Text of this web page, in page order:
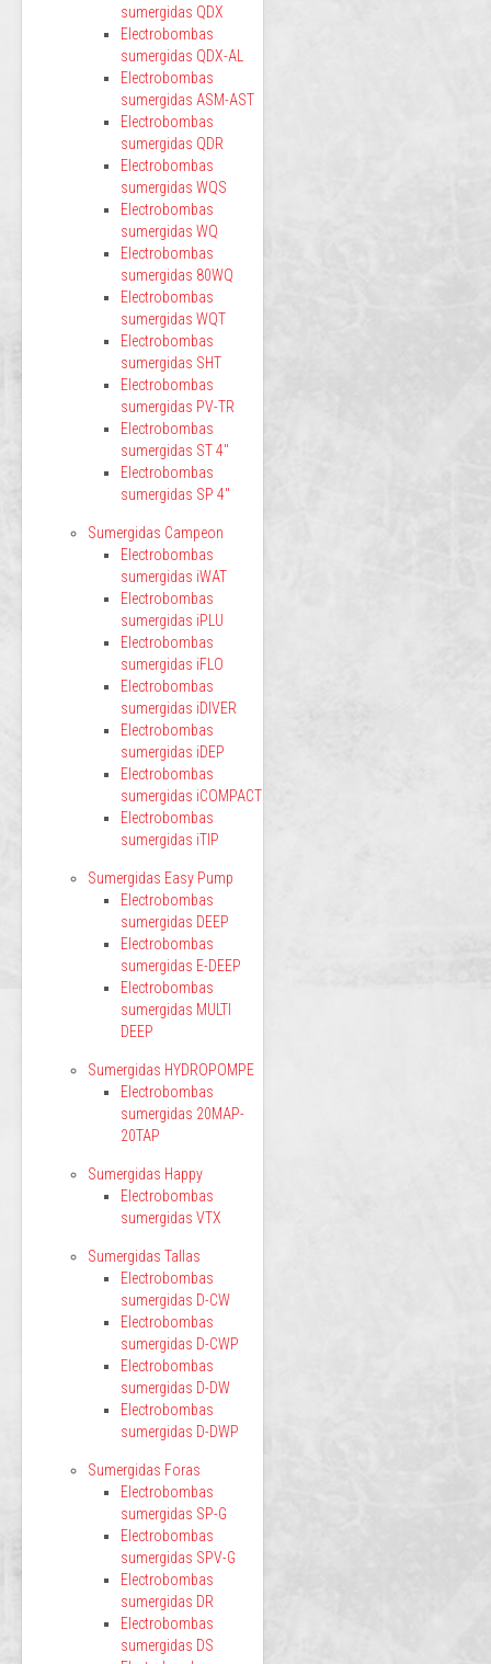
sumergidas QDX
Electrobombas
sumergidas QDX-AL
Electrobombas
sumergidas ASM-AST
Electrobombas
sumergidas QDR
Electrobombas
sumergidas WQS
Electrobombas
sumergidas WQ
Electrobombas
sumergidas 80WQ
Electrobombas
sumergidas WQT
Electrobombas
sumergidas SHT
Electrobombas
sumergidas PV-TR
Electrobombas
sumergidas ST 4"
Electrobombas
sumergidas SP 4"
Sumergidas Campeon
Electrobombas
sumergidas iWAT
Electrobombas
sumergidas iPLU
Electrobombas
sumergidas iFLO
Electrobombas
sumergidas iDIVER
Electrobombas
sumergidas iDEP
Electrobombas
sumergidas iCOMPACT
Electrobombas
sumergidas iTIP
Sumergidas Easy Pump
Electrobombas
sumergidas DEEP
Electrobombas
sumergidas E-DEEP
Electrobombas
sumergidas MULTI
DEEP
Sumergidas HYDROPOMPE
Electrobombas
sumergidas 20MAP-
20TAP
Sumergidas Happy
Electrobombas
sumergidas VTX
Sumergidas Tallas
Electrobombas
sumergidas D-CW
Electrobombas
sumergidas D-CWP
Electrobombas
sumergidas D-DW
Electrobombas
sumergidas D-DWP
Sumergidas Foras
Electrobombas
sumergidas SP-G
Electrobombas
sumergidas SPV-G
Electrobombas
sumergidas DR
Electrobombas
sumergidas DS